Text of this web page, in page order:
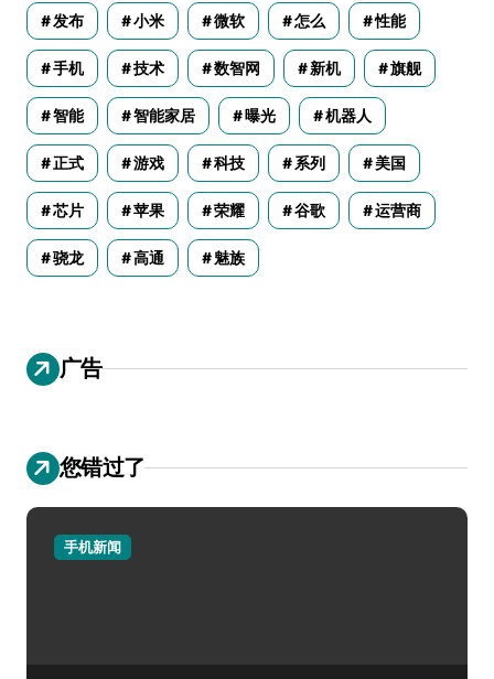
发布 小米 微软 怎么 性能
手机 技术 数智网 新机 旗舰
智能 智能家居 曝光 机器人
正式 游戏 科技 系列 美国
芯片 苹果 荣耀 谷歌 运营商
骁龙 高通 魅族
广告
您错过了
手机新闻